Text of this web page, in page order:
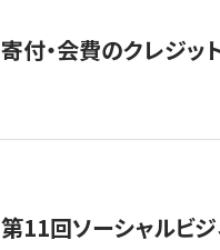
寄付・会費のクレジッ
第11回ソーシャルビ